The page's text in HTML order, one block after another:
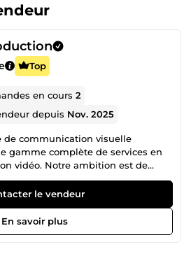
Top
en cours2
depuis Nov. 2025
de communication visuelle
gamme complète de services en
vidéo. Notre ambition est de
sur-mesure, adaptées aux
chaque client, pour les
développement et leur visibilité.
le vendeur
En savoir plus